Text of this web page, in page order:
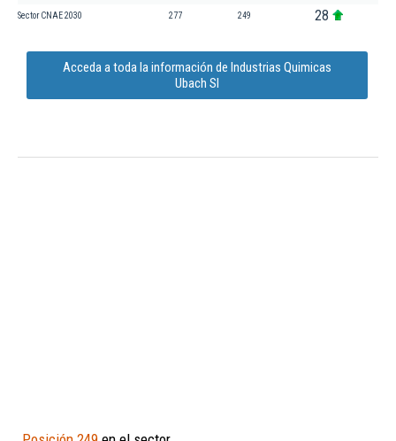
Sector CNAE 2030 277 249 28
Acceda a toda la información de Industrias Quimicas
Ubach Sl